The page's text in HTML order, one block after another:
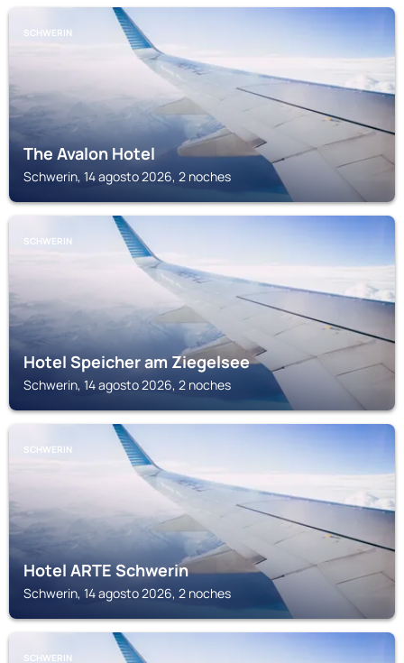
SCHWERIN
The Avalon Hotel
Schwerin, 14 agosto 2026, 2 noches
SCHWERIN
Hotel Speicher am Ziegelsee
Schwerin, 14 agosto 2026, 2 noches
SCHWERIN
Hotel ARTE Schwerin
Schwerin, 14 agosto 2026, 2 noches
SCHWERIN